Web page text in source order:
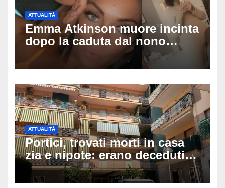
ATTUALITÀ
Emma Atkinson muore incinta
dopo la caduta dal nono
piano: la figlia nasce 30
minuti dopo e sta bene
ATTUALITÀ
Portici, trovati morti in casa
zia e nipote: erano deceduti
da giorni, il caldo tra le
ipotesi al vaglio